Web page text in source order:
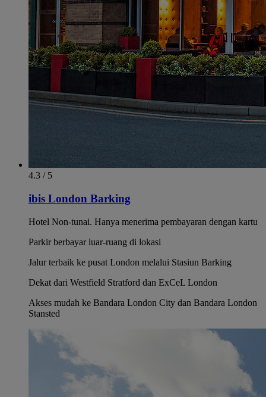
4.3 / 5
ibis London Barking
Hotel Non-tunai. Hanya menerima pembayaran dengan kartu
Parkir berbayar luar-ruang di lokasi
Jalur terbaik ke pusat London melalui Stasiun Barking
Dekat dari Westfield Stratford dan ExCeL London
Akses mudah ke Bandara London City dan Bandara London
Stansted